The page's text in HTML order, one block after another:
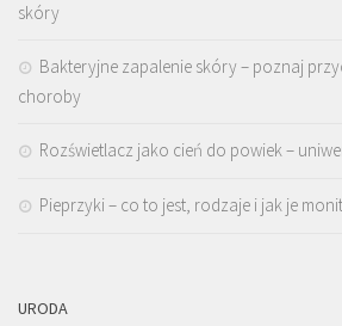
skóry
Bakteryjne zapalenie skóry – poznaj
choroby
Rozświetlacz jako cień do powiek –
Pieprzyki – co to jest, rodzaje i jak je
URODA